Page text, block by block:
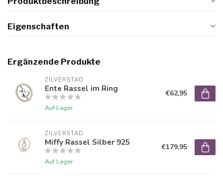
Eigenschaften
Ergänzende Produkte
ZILVERSTAD
Ente Rassel im Ring
Auf Lager
€62,95
ZILVERSTAD
Miffy Rassel Silber 925
Auf Lager
€179,95